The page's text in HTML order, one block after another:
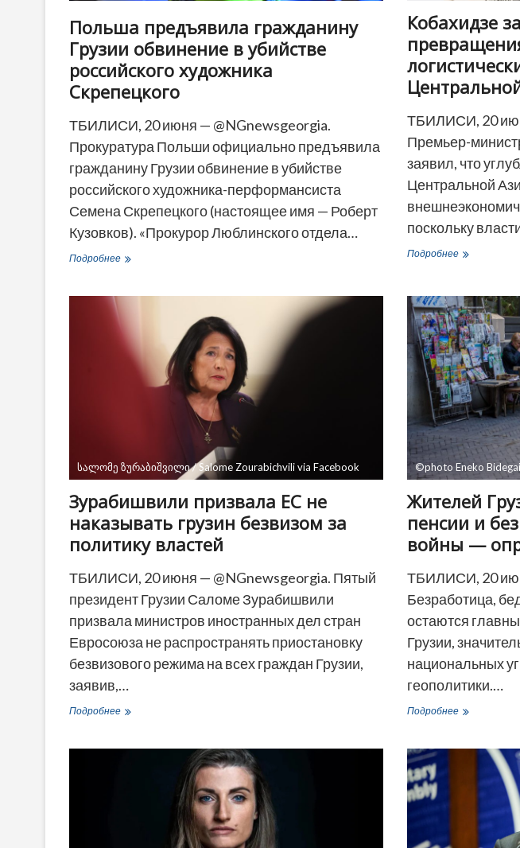
Польша предъявила гражданину
Грузии обвинение в убийстве
российского художника
Скрепецкого
ТБИЛИСИ, 20 июня — @NGnewsgeorgia.
Прокуратура Польши официально предъявила
гражданину Грузии обвинение в убийстве
российского художника-перформансиста
Семена Скрепецкого (настоящее имя — Роберт
Кузовков). «Прокурор Люблинского отдела…
ПодробнееПольша
в
российского
художника
Скрепецкого
Кобахидзе
ТБИЛИСИ, 20
Премьер-
заявил, что
Центральной
поскольку
ПодробнееКобахидзе
планах
превращения
Грузии
в
ключевой
хаб
для
Азии
სალომე ზურაბიშვილი / Salome Zourabichvili via Facebook
Зурабишвили призвала ЕС не
наказывать грузин безвизом за
политику властей
ТБИЛИСИ, 20 июня — @NGnewsgeorgia. Пятый
президент Грузии Саломе Зурабишвили
призвала министров иностранных дел стран
Евросоюза не распространять приостановку
безвизового режима на всех граждан Грузии,
заявив,…
ПодробнееЗурабишвили
©photo Eneko
Жителей
пенсии и
войны —
ТБИЛИСИ, 20
Безработица,
остаются
Грузии,
национальных
геополитики.…
ПодробнееЖителей
волнуют
безработица,